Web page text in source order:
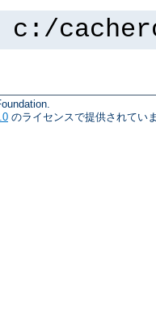
c:/
のライセンスで提供されてい